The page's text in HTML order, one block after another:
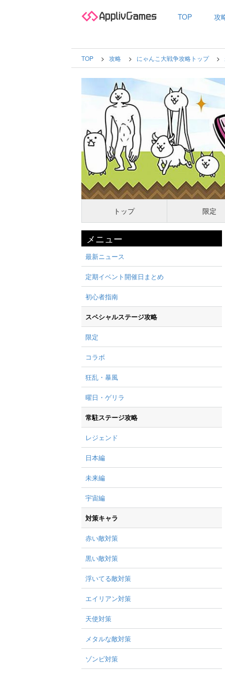
TOP 攻
TOP 攻略 にゃんこ大戦争攻略トップ
トップ 限定
メニュー
最新ニュース
定期イベント開催日まとめ
初心者指南
スペシャルステージ攻略
限定
コラボ
狂乱・暴風
曜日・ゲリラ
常駐ステージ攻略
レジェンド
日本編
未来編
宇宙編
対策キャラ
赤い敵対策
黒い敵対策
浮いてる敵対策
エイリアン対策
天使対策
メタルな敵対策
ゾンビ対策